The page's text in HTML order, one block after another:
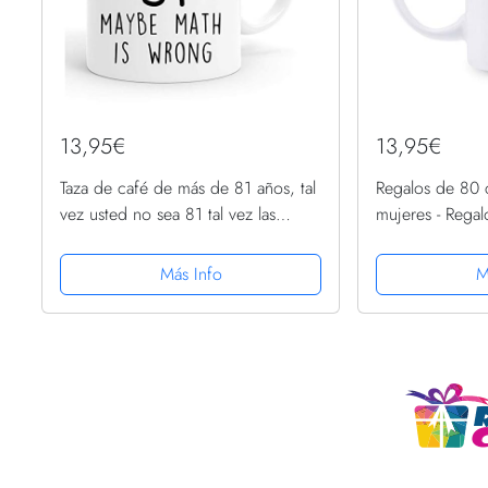
13,95€
Taza de café de más de 81 años, tal
vez usted no sea 81 tal vez las
regalo de cumpleaños número 81
para mujeres, divertidos...
Más Info
13,95€
Regalos de 80
mujeres -
cumpleaños de
café para